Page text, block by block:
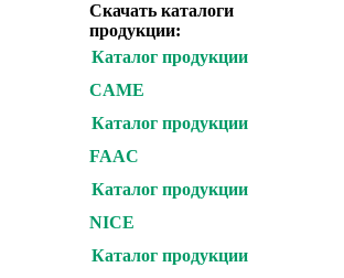
Скачать каталоги
продукции:
Каталог продукции
CAME
Каталог продукции
FAAC
Каталог продукции
NICE
Каталог продукции